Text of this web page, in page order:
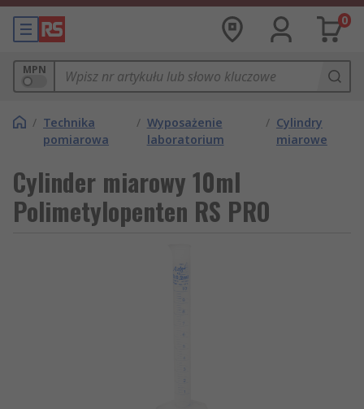
0
MPN
/ Technika
pomiarowa
/ Wyposażenie
laboratorium
/ Cylindry
miarowe
Cylinder miarowy 10ml
Polimetylopenten RS PRO